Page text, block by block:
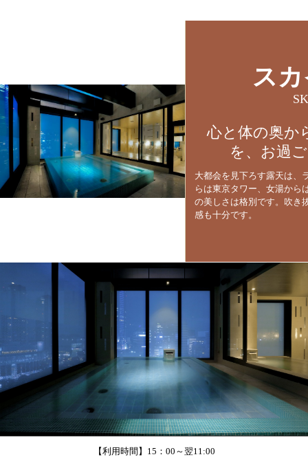
ス
心と体の奥か
を、お過
大都会を見下ろす露天は、
らは東京タワー、女湯から
の美しさは格別です。吹き
感も十分です。
【利用時間】15：00～翌11:00